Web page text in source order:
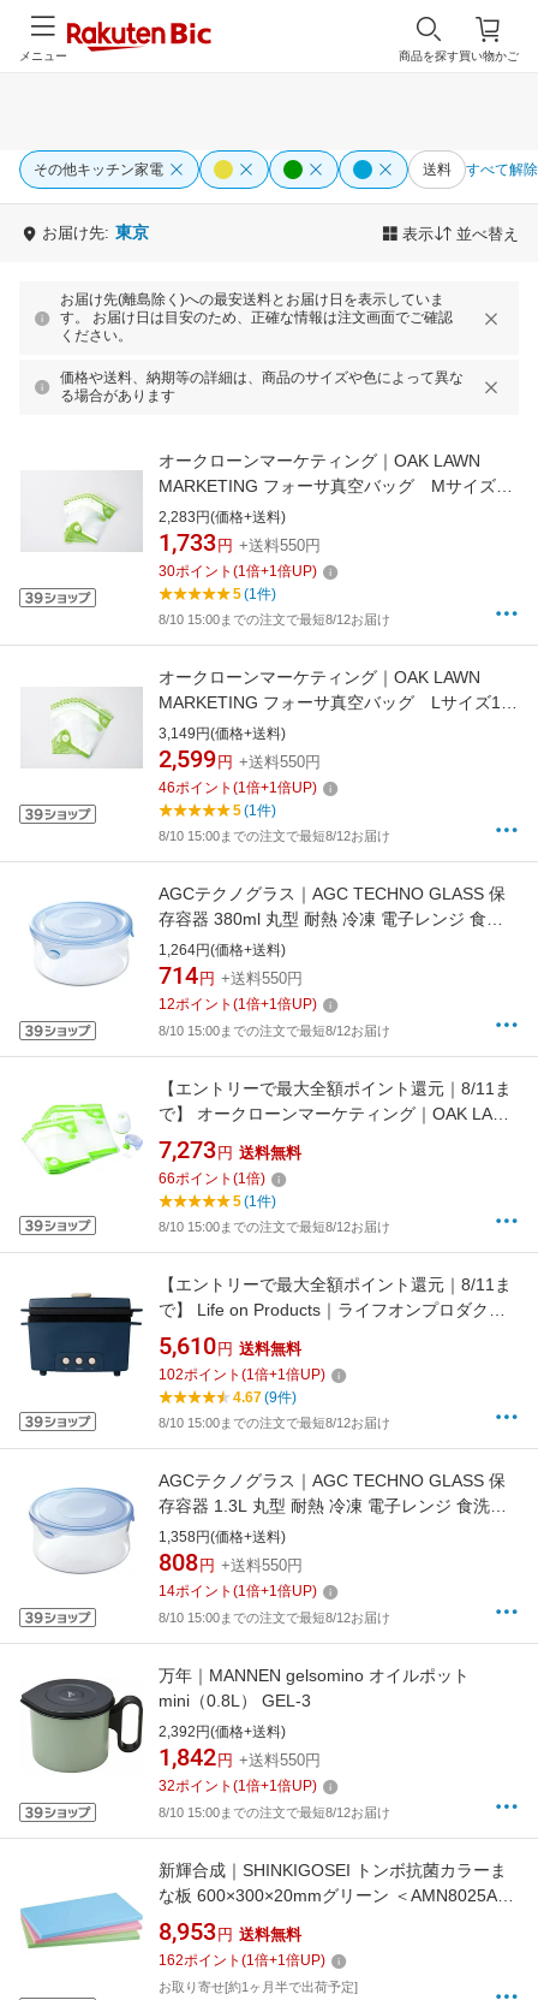
買い物かご
商品を探す
メニュー
その他キッチン家電 送料 すべて解除
お届け先: 東京 表示 並べ替え
お届け先(離島除く)への最安送料とお届け日を表示していま
す。 お届け日は目安のため、正確な情報は注文画面でご確認
ください。
価格や送料、納期等の詳細は、商品のサイズや色によって異な
る場合があります
オークローンマーケティング｜OAK LAWN
MARKETING フォーサ真空バッグ Mサイズ10
枚セット FOSHWS03
2,283円(価格+送料)
1,733 円 +送料550円
30ポイント (1倍+1倍UP)
5(1件)
8/10 15:00までの注文で最短8/12お届け
オークローンマーケティング｜OAK LAWN
MARKETING フォーサ真空バッグ Lサイズ10
枚セット FOSHWS02 ショップジャパン
3,149円(価格+送料)
2,599 円 +送料550円
46ポイント (1倍+1倍UP)
5(1件)
8/10 15:00までの注文で最短8/12お届け
AGCテクノグラス｜AGC TECHNO GLASS 保
存容器 380ml 丸型 耐熱 冷凍 電子レンジ 食洗
機対応 NEWパック＆レンジ アクアブルー
B7401BLN
1,264円(価格+送料)
714 円 +送料550円
12ポイント (1倍+1倍UP)
8/10 15:00までの注文で最短8/12お届け
【エントリーで最大全額ポイント還元｜8/11ま
で】 オークローンマーケティング｜OAK LAWN
MARKETING フォーサ真空バッグ スターター
セット FOSHWS01 ショップジャパン
7,273 円 送料無料
66ポイント (1倍)
5(1件)
8/10 15:00までの注文で最短8/12お届け
【エントリーで最大全額ポイント還元｜8/11ま
で】 Life on Products｜ライフオンプロダクツ
サラダチキンメーカー PRISMATE（プリズメイ
ト） PRSK023NV[prismate プリズメイト]
5,610 円 送料無料
102ポイント (1倍+1倍UP)
4.67(9件)
8/10 15:00までの注文で最短8/12お届け
AGCテクノグラス｜AGC TECHNO GLASS 保
存容器 1.3L 丸型 耐熱 冷凍 電子レンジ 食洗機
対応 NEWパック＆レンジ アクアブルー
B7403BLN
1,358円(価格+送料)
808 円 +送料550円
14ポイント (1倍+1倍UP)
8/10 15:00までの注文で最短8/12お届け
万年｜MANNEN gelsomino オイルポット
mini（0.8L） GEL-3
2,392円(価格+送料)
1,842 円 +送料550円
32ポイント (1倍+1倍UP)
8/10 15:00までの注文で最短8/12お届け
新輝合成｜SHINKIGOSEI トンボ抗菌カラーま
な板 600×300×20mmグリーン ＜AMN8025A＞
[AMN8025A]
8,953 円 送料無料
162ポイント (1倍+1倍UP)
お取り寄せ[約1ヶ月半で出荷予定]